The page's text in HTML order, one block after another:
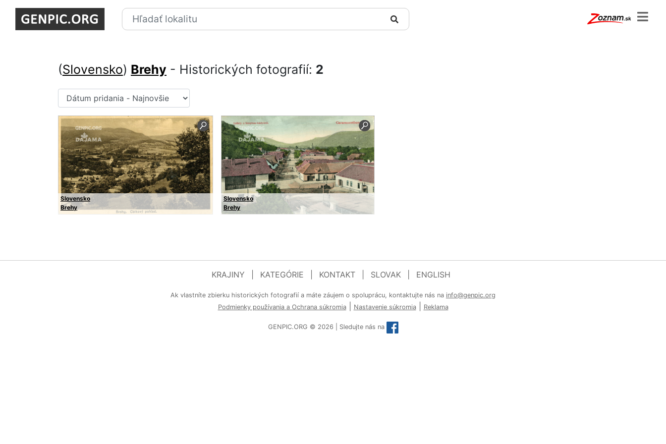
(Slovensko) Brehy - Historických fotografií: 2
Slovensko
Brehy
Slovensko
Brehy
KRAJINY KATEGÓRIE KONTAKT SLOVAK ENGLISH
Ak vlastníte zbierku historických fotografií a máte záujem o spoluprácu, kontaktujte nás na info@genpic.org
Podmienky používania a Ochrana súkromia| Nastavenie súkromia| Reklama
GENPIC.ORG © 2026 | Sledujte nás na